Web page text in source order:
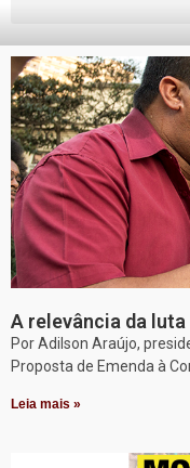
A relevância da
Por Adilson Araújo,
Proposta de Emenda à
Leia mais »